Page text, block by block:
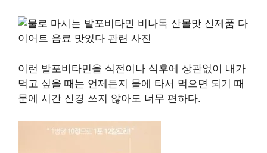
이런 발포비타민을 식전이나 식후에 상관없이 내가
먹고 싶을 때는 언제든지 물에 타서 먹으면 되기 때
문에 시간 신경 쓰지 않아도 너무 편하다.